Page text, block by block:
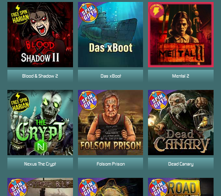
Mental 2
Blood & Shadow 2
Nexus The Crypt Folsom Prison
Das xBoot
Dead Canary